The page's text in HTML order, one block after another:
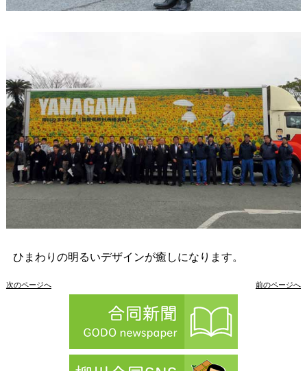
ひまわりの明るいデザインが癒しになります。
次のページへ 前のページへ